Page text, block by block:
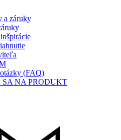
a záruky
(FAQ)
SA NA PRODUKT